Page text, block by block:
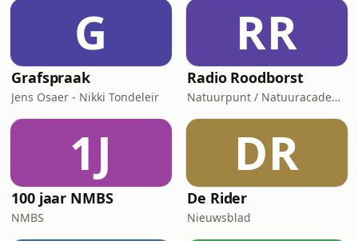
G
Grafspraak
Jens Osaer - Nikki Tondeleir
RR
Radio Roodborst
Natuurpunt / Natuuracademie
1J
100 jaar NMBS
NMBS
DR
De Rider
Nieuwsblad